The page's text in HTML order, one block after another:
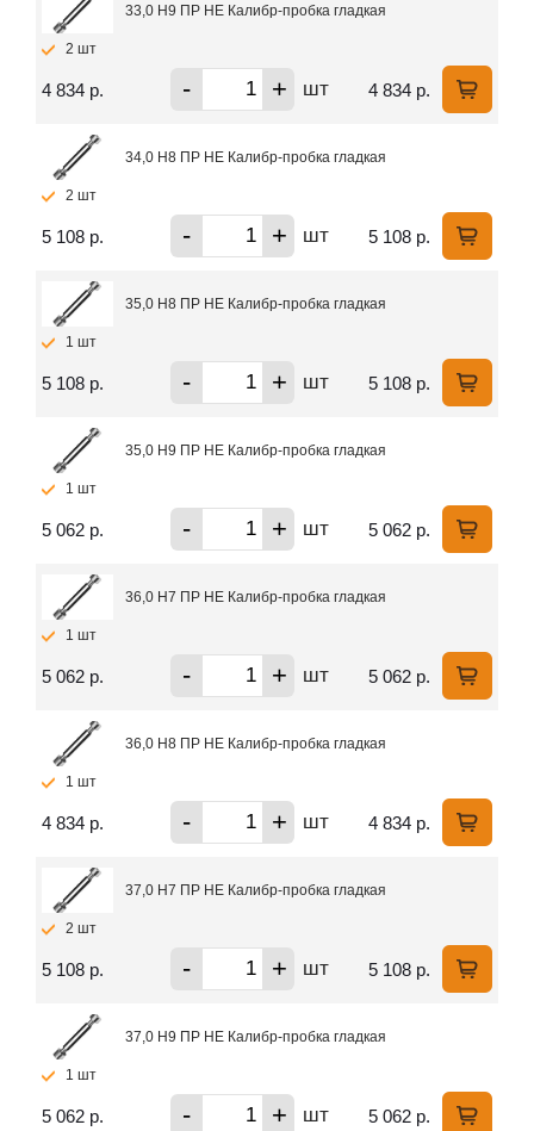
33,0 H9 ПР НЕ Калибр-пробка гладкая
2 шт
4 834 р. - + шт 4 834 р.
34,0 H8 ПР НЕ Калибр-пробка гладкая
2 шт
5 108 р. - + шт 5 108 р.
35,0 H8 ПР НЕ Калибр-пробка гладкая
1 шт
5 108 р. - + шт 5 108 р.
35,0 H9 ПР НЕ Калибр-пробка гладкая
1 шт
5 062 р. - + шт 5 062 р.
36,0 H7 ПР НЕ Калибр-пробка гладкая
1 шт
5 062 р. - + шт 5 062 р.
36,0 H8 ПР НЕ Калибр-пробка гладкая
1 шт
4 834 р. - + шт 4 834 р.
37,0 H7 ПР НЕ Калибр-пробка гладкая
2 шт
5 108 р. - + шт 5 108 р.
37,0 H9 ПР НЕ Калибр-пробка гладкая
1 шт
5 062 р. - + шт 5 062 р.